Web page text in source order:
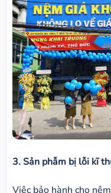
3. Sản phẫm bị lỗi kĩ
Việc bảo hành cho